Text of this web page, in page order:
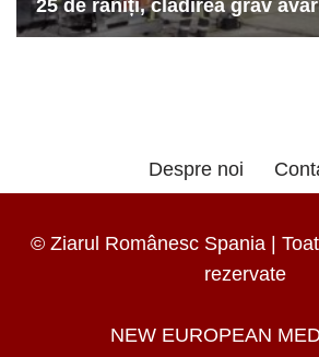
Despre noi
© Ziarul Românesc Spania |
rezervate
NEW EUROPEAN